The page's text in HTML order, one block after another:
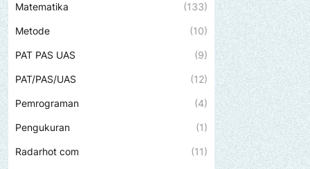
Matematika (133)
Metode (10)
PAT PAS UAS (9)
PAT/PAS/UAS (12)
Pemrograman (4)
Pengukuran (1)
Radarhot com (11)